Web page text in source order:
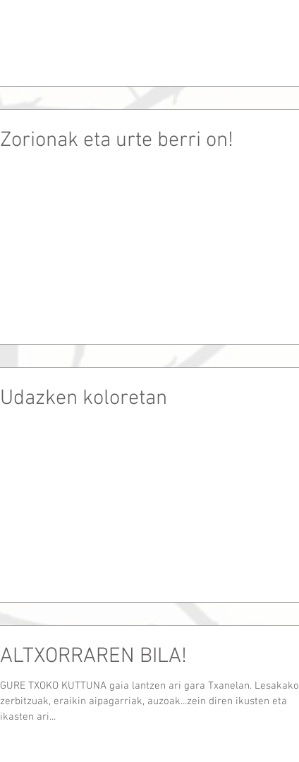
Zorionak eta urte berri on!
Udazken koloretan
ALTXORRAREN BILA!
GURE TXOKO KUTTUNA gaia lantzen ari gara Txanelan. Lesakako
zerbitzuak, eraikin aipagarriak, auzoak...zein diren ikusten eta
ikasten ari...